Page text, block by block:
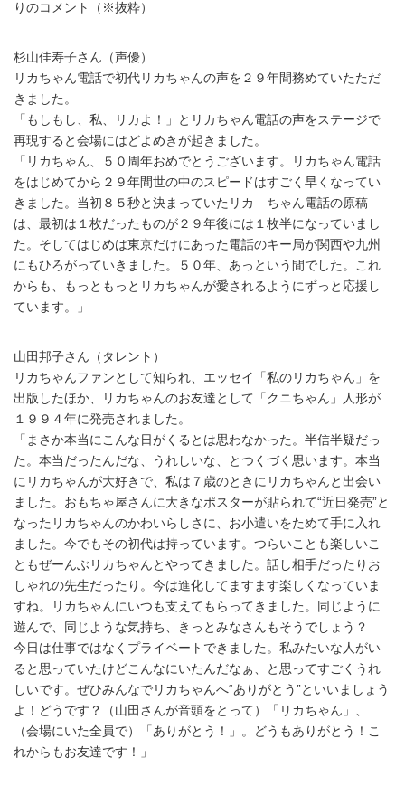
りのコメント（※抜粋）
杉山佳寿子さん（声優）
リカちゃん電話で初代リカちゃんの声を２９年間務めていたただ
きました。
「もしもし、私、リカよ！」とリカちゃん電話の声をステージで
再現すると会場にはどよめきが起きました。
「リカちゃん、５０周年おめでとうございます。リカちゃん電話
をはじめてから２９年間世の中のスピードはすごく早くなってい
きました。当初８５秒と決まっていたリカ ちゃん電話の原稿
は、最初は１枚だったものが２９年後には１枚半になっていまし
た。そしてはじめは東京だけにあった電話のキー局が関西や九州
にもひろがっていきました。５０年、あっという間でした。これ
からも、もっともっとリカちゃんが愛されるようにずっと応援し
ています。」
山田邦子さん（タレント）
リカちゃんファンとして知られ、エッセイ「私のリカちゃん」を
出版したほか、リカちゃんのお友達として「クニちゃん」人形が
１９９４年に発売されました。
「まさか本当にこんな日がくるとは思わなかった。半信半疑だっ
た。本当だったんだな、うれしいな、とつくづく思います。本当
にリカちゃんが大好きで、私は７歳のときにリカちゃんと出会い
ました。おもちゃ屋さんに大きなポスターが貼られて“近日発売”と
なったリカちゃんのかわいらしさに、お小遣いをためて手に入れ
ました。今でもその初代は持っています。つらいことも楽しいこ
ともぜーんぶリカちゃんとやってきました。話し相手だったりお
しゃれの先生だったり。今は進化してますます楽しくなっていま
すね。リカちゃんにいつも支えてもらってきました。同じように
遊んで、同じような気持ち、きっとみなさんもそうでしょう？
今日は仕事ではなくプライベートできました。私みたいな人がい
ると思っていたけどこんなにいたんだなぁ、と思ってすごくうれ
しいです。ぜひみんなでリカちゃんへ“ありがとう”といいましょう
よ！どうです？（山田さんが音頭をとって）「リカちゃん」、
（会場にいた全員で）「ありがとう！」。どうもありがとう！こ
れからもお友達です！」